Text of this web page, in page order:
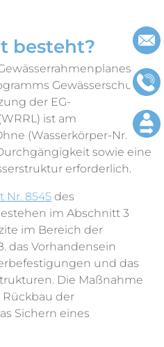
besteht?
Gewässerschutz
der EG-
ist am
(Wasserkörper-Nr.
sowie eine
erforderlich.
Nr. 8545 des
im Abschnitt 3
im Bereich der
das Vorhandensein
und das
Die Maßnahme
der
Sichern eines